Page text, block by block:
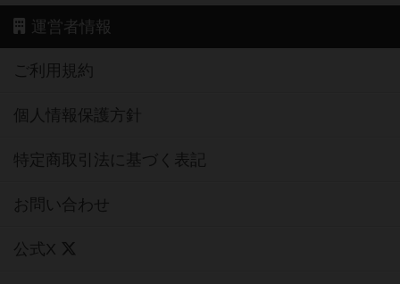
運営者情報
ご利用規約
個人情報保護方針
特定商取引法に基づく表記
お問い合わせ
公式X